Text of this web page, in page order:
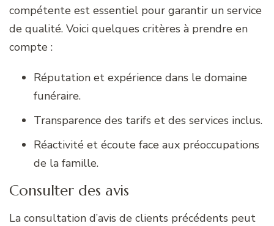
compétente est essentiel pour garantir un service
de qualité. Voici quelques critères à prendre en
compte :
Réputation et expérience dans le domaine
funéraire.
Transparence des tarifs et des services inclus.
Réactivité et écoute face aux préoccupations
de la famille.
Consulter des avis
La consultation d’avis de clients précédents peut